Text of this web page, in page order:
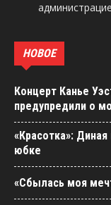
НОВОЕ
Концерт Канье
предупредили о
«Красотка»:
юбке
«Сбылась моя